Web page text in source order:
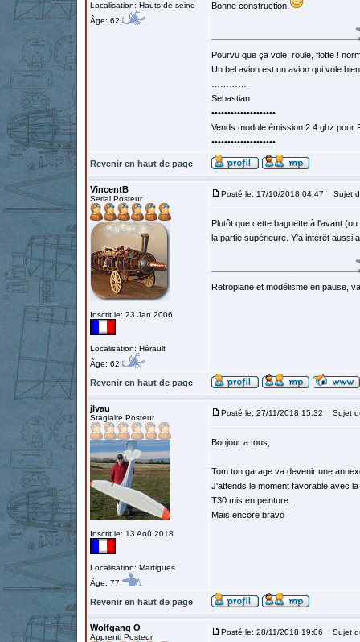
Localisation: Hauts de seine
Âge: 62
Bonne construction
Pourvu que ça vole, roule, flotte !
Un bel avion est un avion qui vole
Sebastian
••••••••••••••••••••
Vends module émission 2.4 ghz
••••••••••••••••••••
Revenir en haut de page
VincentB
Serial Posteur
Inscrit le: 23 Jan 2006
Localisation: Hérault
Âge: 62
Posté le: 17/10/2018 04:47 Sujet
Plutôt que cette baguette à l'avant
la partie supérieure. Y'a intérêt aussi
Retroplane et modélisme en pause,
Revenir en haut de page
jlvau
Stagiaire Posteur
Inscrit le: 13 Aoû 2018
Localisation: Martigues
Âge: 77
Posté le: 27/11/2018 15:32 Sujet
Bonjour a tous,
Tom ton garage va devenir une
J'attends le moment favorable avec
T30 mis en peinture .
Mais encore bravo
Revenir en haut de page
Wolfgang O
Apprenti Posteur
Posté le: 28/11/2018 19:06 Sujet